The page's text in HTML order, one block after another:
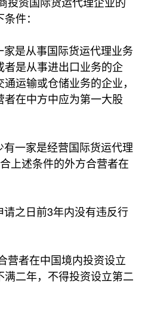
件：
是从事国际货运代理业务
是从事进出口业务的企
运输或仓储业务的企业，
在中方中应为第一大股
一家是经营国际货运代理
上述条件的外方合营者在
之日前3年内没有违反行
者在中国境内投资设立
二年，不得投资设立第二